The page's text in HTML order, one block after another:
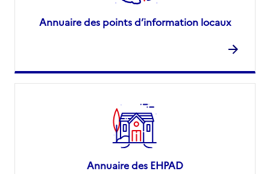
Annuaire des points d’information locaux
Annuaire des EHPAD